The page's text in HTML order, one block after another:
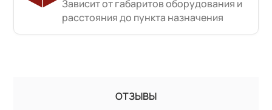
Зависит от габаритов оборудования и
расстояния до пункта назначения
ОТЗЫВЫ